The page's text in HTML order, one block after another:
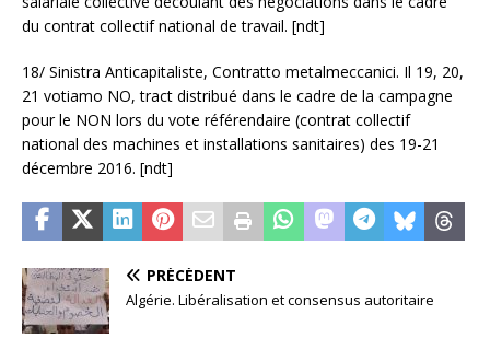
du contrat collectif national de travail. [ndt]
18/ Sinistra Anticapitaliste, Contratto metalmeccanici. Il 19, 20,
21 votiamo NO, tract distribué dans le cadre de la campagne
pour le NON lors du vote référendaire (contrat collectif
national des machines et installations sanitaires) des 19-21
décembre 2016. [ndt]
PRÉCÉDENT
Algérie. Libéralisation et consensus autoritaire